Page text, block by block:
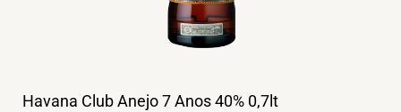
Havana Club Anejo 7 Anos 40% 0,7lt